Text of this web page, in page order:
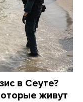
в Сеуте?
живут